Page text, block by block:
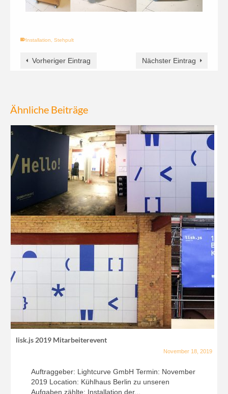
Installation Stehpult
Vorheriger Eintrag Nächster Eintrag
Ähnliche Beiträge
lisk.js 2019 Mitarbeiterevent
November 18, 2019
Auftraggeber: Lightcurve GmbH Termin: November
2019 Location: Kühlhaus Berlin zu unseren
Aufgaben zählte: Installation der...